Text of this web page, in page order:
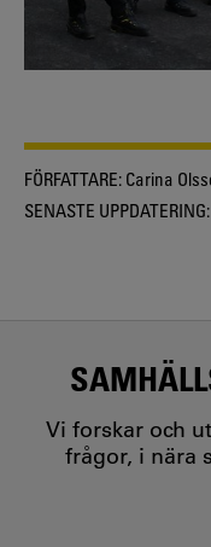
FÖRFATTARE: Carina
SENASTE UPPDATERING:
Vi forskar och
frågor, i nära